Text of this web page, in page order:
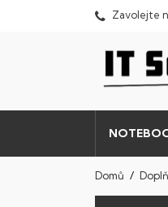
Zavolejte
Domů